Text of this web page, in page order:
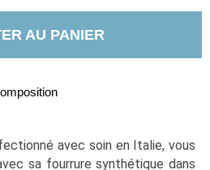
AU PANIER
avec soin en Italie, vous
sa fourrure synthétique dans